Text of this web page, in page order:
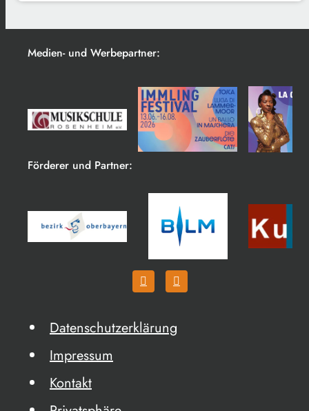
Medien- und Werbepartner:
Förderer und Partner:
Datenschutzerklärung
Impressum
Kontakt